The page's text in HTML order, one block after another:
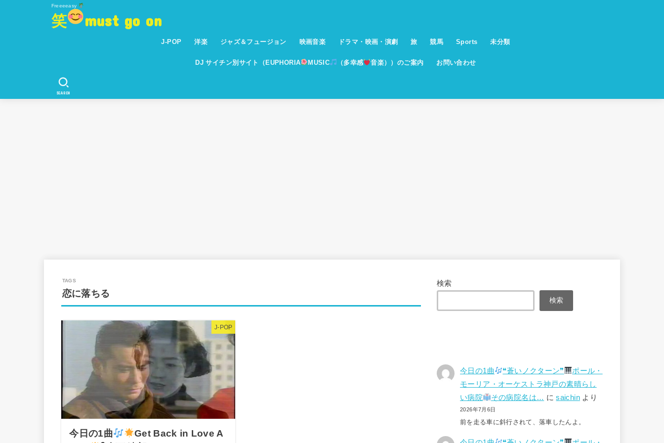
Freeeeasy
笑 must go on
J-POP 洋楽 ジャズ＆フュージョン 映画音楽 ドラマ・映画・演劇 旅 競馬 Sports 未分類
DJ サイチン別サイト（EUPHORIA MUSIC （多幸感 音楽））のご案内 お問い合わせ
SEARCH
恋に落ちる
J-POP
今日の1曲
Get Back in Love A
検索
検索
今日の1曲 ❝蒼いノクターン❞
ポール・
モーリア・オーケストラ神戸の素晴らし
い病院
その病院名は… にsaichinより
2026年7月6日
前を走る車に斜行されて、落車したんよ。